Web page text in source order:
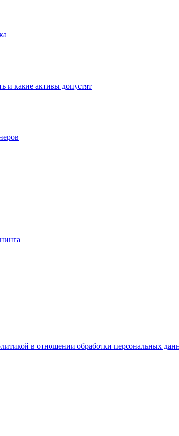
и какие активы допустят
в отношении обработки персональных